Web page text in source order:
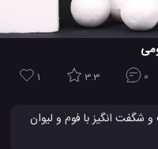
1 3.3 0
4 آزمایش جالب و شگفت انگیز با فوم و لیوان
ببنید که چگونه می توانید